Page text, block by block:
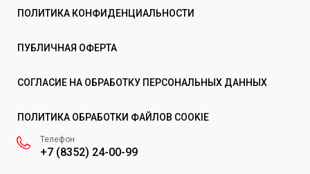
ПОЛИТИКА КОНФИДЕНЦИАЛЬНОСТИ
ПУБЛИЧНАЯ ОФЕРТА
СОГЛАСИЕ НА ОБРАБОТКУ ПЕРСОНАЛЬНЫХ ДАННЫХ
ПОЛИТИКА ОБРАБОТКИ ФАЙЛОВ COOKIE
Телефон
+7 (8352) 24-00-99